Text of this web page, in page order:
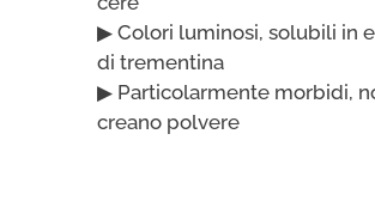
▶ Colori luminosi, solubili in
di trementina
▶ Particolarmente morbidi,
creano polvere